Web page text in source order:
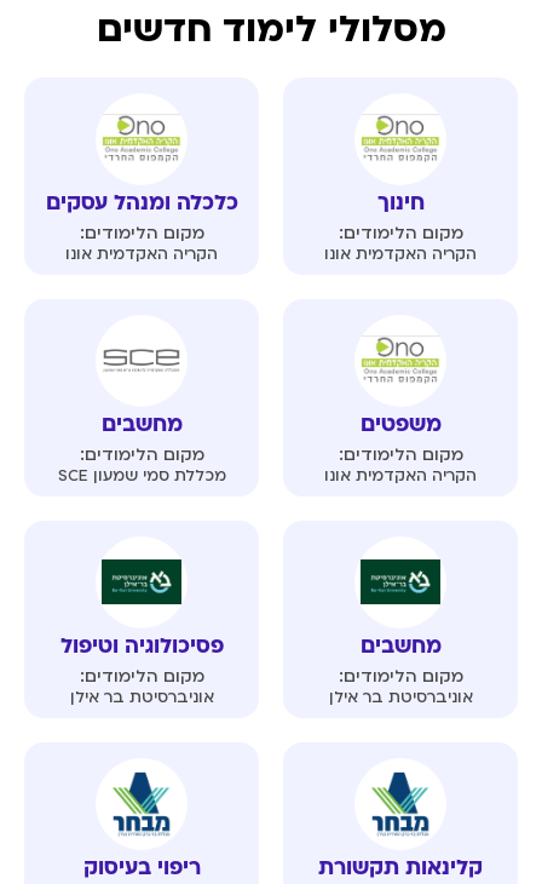
מסלולי לימוד חדשים
חינוך
מקום הלימודים:
הקריה האקדמית אונו
כלכלה ומנהל עסקים
מקום הלימודים:
הקריה האקדמית אונו
משפטים
מקום הלימודים:
הקריה האקדמית אונו
מחשבים
מקום הלימודים:
מכללת סמי שמעון SCE
מחשבים
מקום הלימודים:
אוניברסיטת בר אילן
פסיכולוגיה וטיפול
מקום הלימודים:
אוניברסיטת בר אילן
קלינאות תקשורת ריפוי בעיסוק